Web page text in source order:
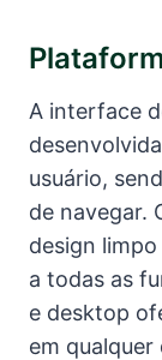
A interface
usuário,
de navegar.
design
a todas as
e desktop
em